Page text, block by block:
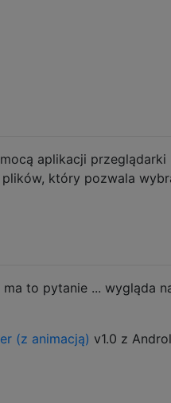
aplikacji przeglądarki
który pozwala
to pytanie ... wygląda
(z animacją) v1.0 z